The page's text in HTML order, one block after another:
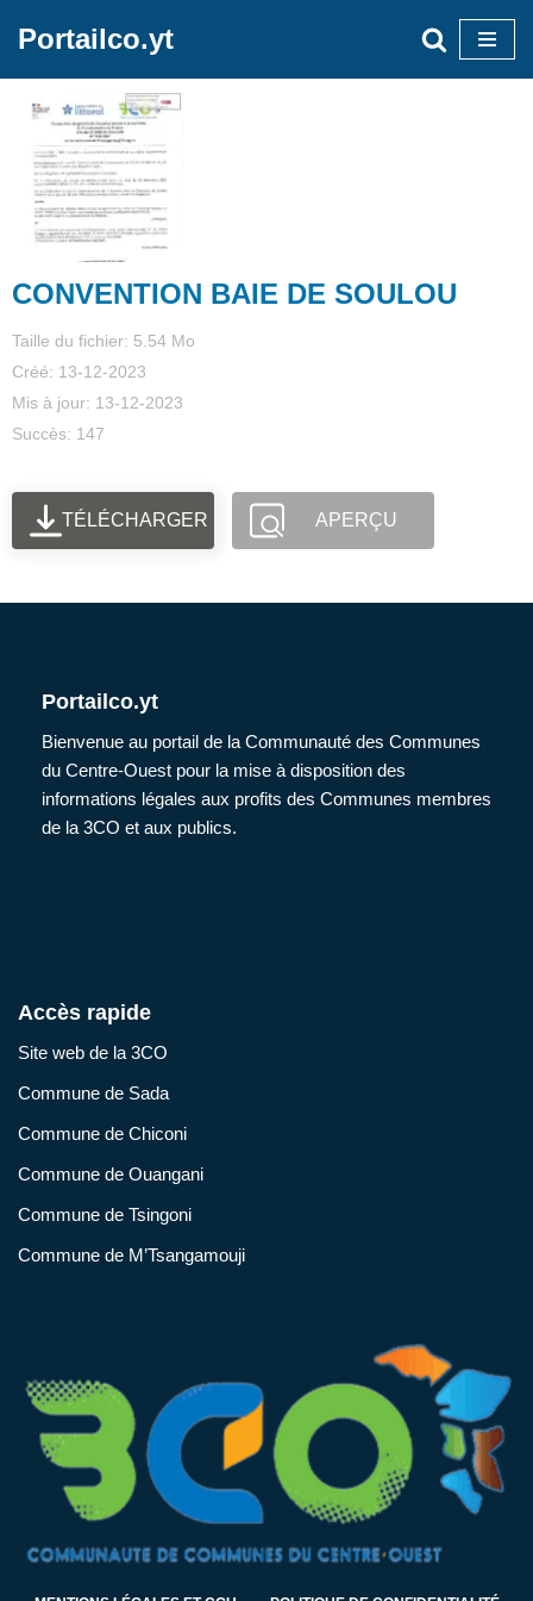
contenu
Portailco.yt
CONVENTION BAIE DE SOULOU
Taille du fichier: 5.54 Mo
Créé: 13-12-2023
Mis à jour: 13-12-2023
Succès: 147
TÉLÉCHARGER APERÇU
Portailco.yt
Bienvenue au portail de la Communauté des Communes
du Centre-Ouest pour la mise à disposition des
informations légales aux profits des Communes membres
de la 3CO et aux publics.
Accès rapide
Site web de la 3CO
Commune de Sada
Commune de Chiconi
Commune de Ouangani
Commune de Tsingoni
Commune de M’Tsangamouji